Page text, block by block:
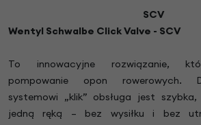
SCV
Wentyl Schwalbe Click Valve - SCV
To innowacyjne rozwiązanie,
pompowanie opon rowerowych.
systemowi „klik” obsługa jest
jedną ręką – bez wysiłku i bez